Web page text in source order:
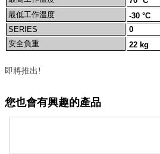
最低工作溫度
-30 °C
SERIES
0
安全負重
22 kg
即將推出!
您也會有興趣的產品